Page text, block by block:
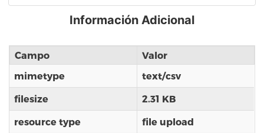
Información Adicional
Campo
Valor
mimetype
text/csv
filesize 2.31 KB
resource type file upload